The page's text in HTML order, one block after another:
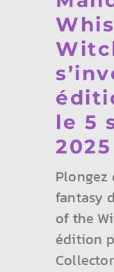
le 5
Plongez
fantasy
of the
édition